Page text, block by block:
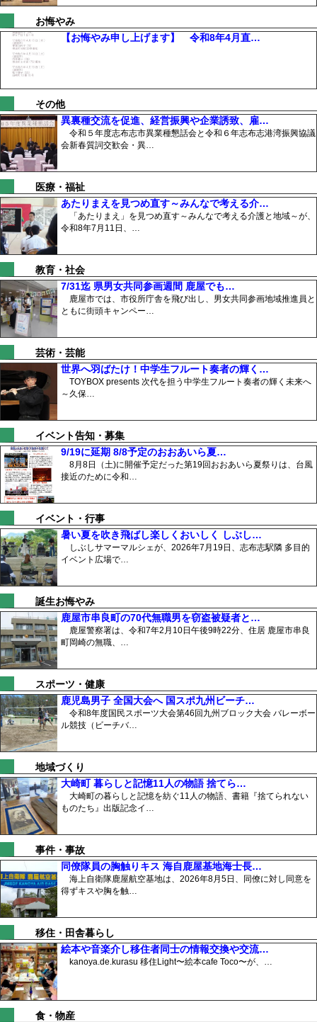
お悔やみ
【お悔やみ申し上げます】 令和8年4月直…
その他
異裏種交流を促進、経営振興や企業誘致、雇…
令和５年度志布志市異業種懇話会と令和６年志布志港湾振興協議
会新春質詞交歓会・異…
医療・福祉
あたりまえを見つめ直す～みんなで考える介…
「あたりまえ」を見つめ直す～みんなで考える介護と地域～が、
令和8年7月11日、…
教育・社会
7/31迄 県男女共同参画週間 鹿屋でも…
鹿屋市では、市役所庁舎を飛び出し、男女共同参画地域推進員と
ともに街頭キャンペー…
芸術・芸能
世界へ羽ばたけ！中学生フルート奏者の輝く…
TOYBOX presents 次代を担う中学生フルート奏者の輝く未来へ
～久保…
イベント告知・募集
9/19に延期 8/8予定のおおあいら夏…
8月8日（土)に開催予定だった第19回おおあいら夏祭りは、台風
接近のために令和…
イベント・行事
暑い夏を吹き飛ばし楽しくおいしく しぶし…
しぶしサマーマルシェが、2026年7月19日、志布志駅隣 多目的
イベント広場で…
誕生お悔やみ
鹿屋市串良町の70代無職男を窃盗被疑者と…
鹿屋警察署は、令和7年2月10日午後9時22分、住居 鹿屋市串良
町岡崎の無職、…
スポーツ・健康
鹿児島男子 全国大会へ 国スポ九州ビーチ…
令和8年度国民スポーツ大会第46回九州ブロック大会 バレーボー
ル競技（ビーチバ…
地域づくり
大崎町 暮らしと記憶11人の物語 捨てら…
大崎町の暮らしと記憶を紡ぐ11人の物語、書籍『捨てられない
ものたち』出版記念イ…
事件・事故
同僚隊員の胸触りキス 海自鹿屋基地海士長…
海上自衛隊鹿屋航空基地は、2026年8月5日、同僚に対し同意を
得ずキスや胸を触…
移住・田舎暮らし
絵本や音楽介し移住者同士の情報交換や交流…
kanoya.de.kurasu 移住Light〜絵本cafe Toco〜が、…
食・物産